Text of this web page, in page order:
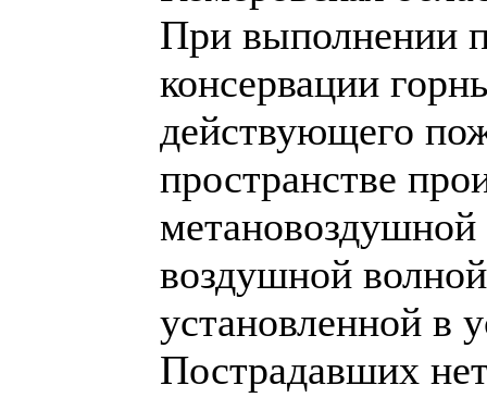
При выполнении
консервации
действующего
пространстве
воздушной
установленной в
Пострадавших